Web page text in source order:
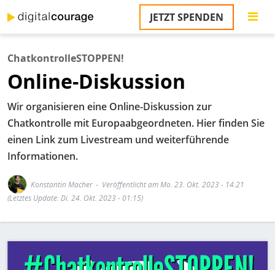
zum
Inhalt
JETZT SPENDEN
ChatkontrolleSTOPPEN!
Online-Diskussion
Wir organisieren eine Online-Diskussion zur
Chatkontrolle mit Europaabgeordneten. Hier finden Sie
einen Link zum Livestream und weiterführende
Informationen.
Konstantin Macher
Veröffentlicht am Mo. 23. Okt. 2023 - 14:21
(Letztes Update: Di. 24. Okt. 2023 - 01:15)
Bild